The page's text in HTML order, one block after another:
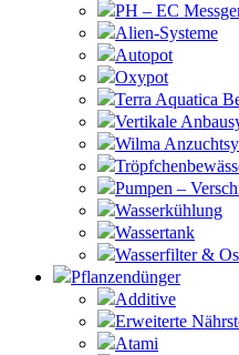
PH – EC
Alien-Systeme
Autopot
Oxypot
Terra Aquatica
Vertikale
Wilma
Pumpen –
Wasserkühlung
Wassertank
Wasserfilter &
Pflanzendünger
Additive
Erweiterte
Atami